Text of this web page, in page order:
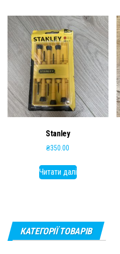
Stanley
₴350.00
Читати далі
КАТЕГОРІЇ ТОВАРІВ